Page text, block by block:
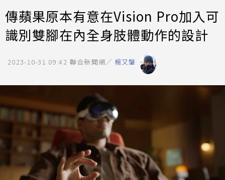
傳蘋果原本有意在Vision Pro加入可
識別雙腳在內全身肢體動作的設計
2023-10-31 09:42 聯合新聞網／ 楊又肇